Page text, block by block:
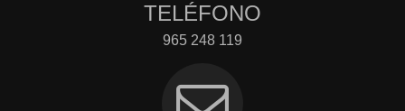
TELÉFONO
965 248 119